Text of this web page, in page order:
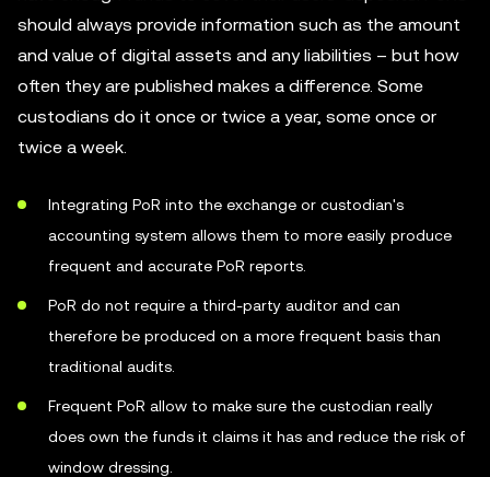
should always provide information such as the amount
and value of digital assets and any liabilities – but how
often they are published makes a difference. Some
custodians do it once or twice a year, some once or
twice a week.
Integrating PoR into the exchange or custodian's
accounting system allows them to more easily produce
frequent and accurate PoR reports.
PoR do not require a third-party auditor and can
therefore be produced on a more frequent basis than
traditional audits.
Frequent PoR allow to make sure the custodian really
does own the funds it claims it has and reduce the risk of
window dressing.